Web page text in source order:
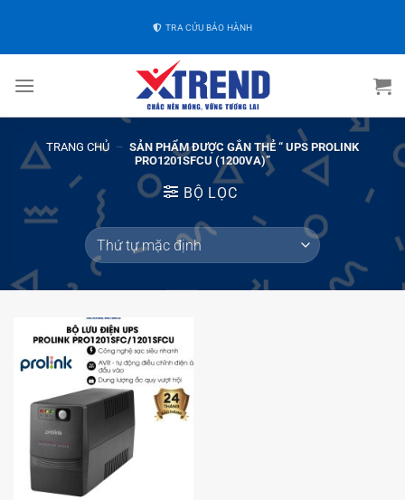
TRA CỨU BẢO HÀNH
TRANG CHỦ – SẢN PHẨM ĐƯỢC GẮN THẺ “ UPS PROLINK
PRO1201SFCU (1200VA)”
BỘ LỌC